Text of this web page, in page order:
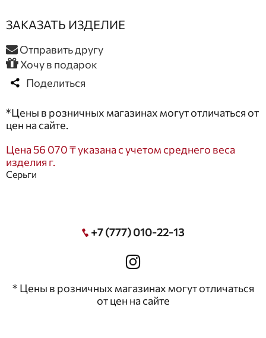
ЗАКАЗАТЬ ИЗДЕЛИЕ
Отправить другу
Хочу в подарок
Поделиться
*Цены в розничных магазинах могут отличаться от
цен на сайте.
Цена 56 070 ₸ указана с учетом среднего веса
изделия г.
Серьги
+7 (777) 010-22-13
* Цены в розничных магазинах могут отличаться
от цен на сайте